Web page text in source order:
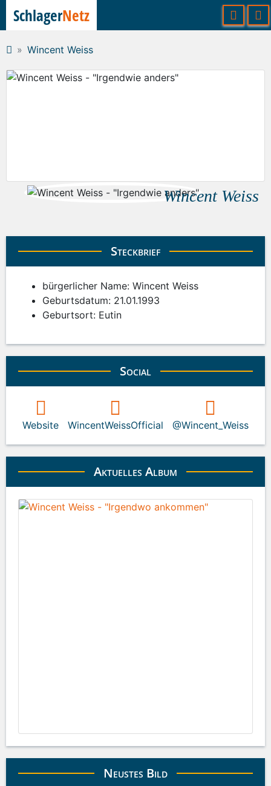
Wincent Weiss
Wincent Weiss
Steckbrief
bürgerlicher Name: Wincent Weiss
Geburtsdatum: 21.01.1993
Geburtsort: Eutin
Social
Website WincentWeissOfficial @Wincent_Weiss
Aktuelles Album
Neustes Bild
SchlagerNetz